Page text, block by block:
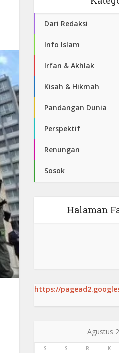
Dari Redaksi
Info Islam
Irfan & Akhlak
Kisah & Hikmah
Pandangan Dunia
Perspektif
Renungan
Sosok
Halaman
https://
Agustus
S S R K